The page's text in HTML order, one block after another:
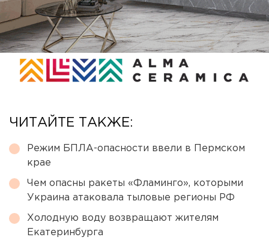
ЧИТАЙТЕ ТАКЖЕ:
Режим БПЛА-опасности ввели в Пермском
крае
Чем опасны ракеты «Фламинго», которыми
Украина атаковала тыловые регионы РФ
Холодную воду возвращают жителям
Екатеринбурга